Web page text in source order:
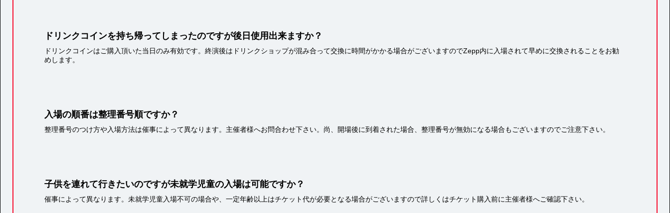
ドリンクコインを持ち帰ってしまったのですが後日使用出来ますか？
ドリンクコインはご購入頂いた当日のみ有効です。終演後はドリンクショップが混み合って交換に時間がかかる場合がございますのでZepp内に入場されて早めに交換されることをお勧
めします。
入場の順番は整理番号順ですか？
整理番号のつけ方や入場方法は催事によって異なります。主催者様へお問合わせ下さい。尚、開場後に到着された場合、整理番号が無効になる場合もございますのでご注意下さい。
子供を連れて行きたいのですが未就学児童の入場は可能ですか？
催事によって異なります。未就学児童入場不可の場合や、一定年齢以上はチケット代が必要となる場合がございますので詳しくはチケット購入前に主催者様へご確認下さい。